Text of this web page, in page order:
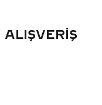
ALIŞVERIŞ